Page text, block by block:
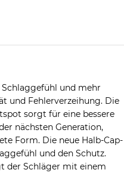
Schlaggefühl und mehr
und Fehlerverzeihung. Die
sorgt für eine bessere
nächsten Generation,
Form. Die neue Halb-Cap-
und den Schutz.
der Schläger mit einem